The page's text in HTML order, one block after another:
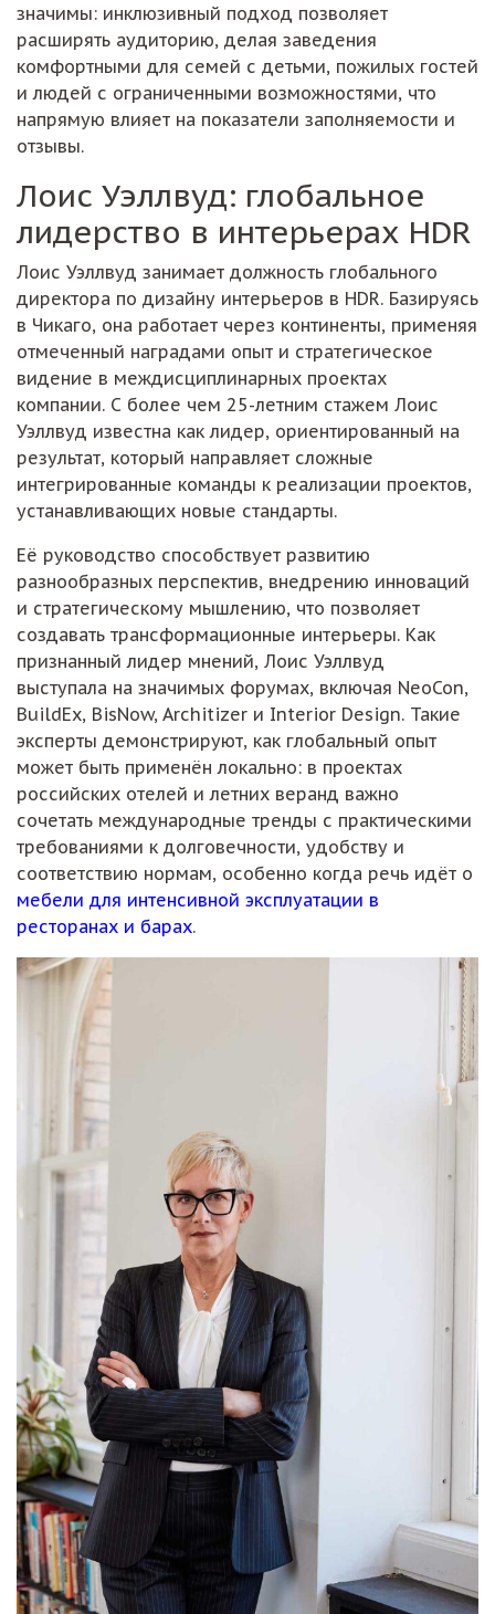
значимы: инклюзивный подход позволяет
расширять аудиторию, делая заведения
комфортными для семей с детьми, пожилых гостей
и людей с ограниченными возможностями, что
напрямую влияет на показатели заполняемости и
отзывы.
Лоис Уэллвуд: глобальное
лидерство в интерьерах HDR
Лоис Уэллвуд занимает должность глобального
директора по дизайну интерьеров в HDR. Базируясь
в Чикаго, она работает через континенты, применяя
отмеченный наградами опыт и стратегическое
видение в междисциплинарных проектах
компании. С более чем 25-летним стажем Лоис
Уэллвуд известна как лидер, ориентированный на
результат, который направляет сложные
интегрированные команды к реализации проектов,
устанавливающих новые стандарты.
Её руководство способствует развитию
разнообразных перспектив, внедрению инноваций
и стратегическому мышлению, что позволяет
создавать трансформационные интерьеры. Как
признанный лидер мнений, Лоис Уэллвуд
выступала на значимых форумах, включая NeoCon,
BuildEx, BisNow, Architizer и Interior Design. Такие
эксперты демонстрируют, как глобальный опыт
может быть применён локально: в проектах
российских отелей и летних веранд важно
сочетать международные тренды с практическими
требованиями к долговечности, удобству и
соответствию нормам, особенно когда речь идёт о
мебели для интенсивной эксплуатации в
ресторанах и барах.